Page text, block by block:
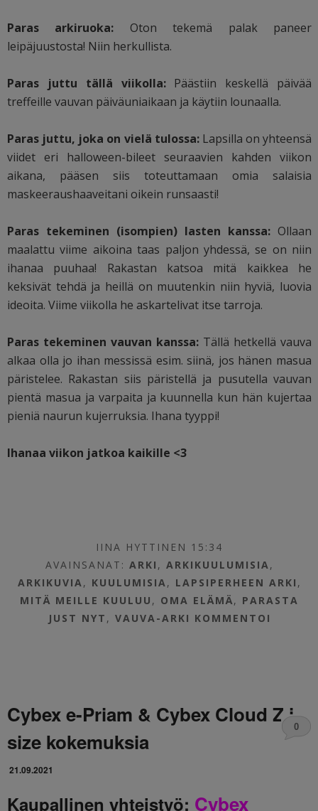
Paras arkiruoka: Oton tekemä palak paneer
leipäjuustosta! Niin herkullista.
Paras juttu tällä viikolla:Päästiin keskellä päivää
treffeille vauvan päiväuniaikaan ja käytiin lounaalla.
Paras juttu, joka on vielä tulossa:Lapsilla on yhteensä
viidet eri halloween-bileet seuraavien kahden viikon
aikana, pääsen siis toteuttamaan omia salaisia
maskeeraushaaveitani oikein runsaasti!
Paras tekeminen (isompien) lasten kanssa: Ollaan
maalattu viime aikoina taas paljon yhdessä, se on niin
ihanaa puuhaa! Rakastan katsoa mitä kaikkea he
keksivät tehdä ja heillä on muutenkin niin hyviä, luovia
ideoita. Viime viikolla he askartelivat itse tarroja.
Paras tekeminen vauvan kanssa: Tällä hetkellä vauva
alkaa olla jo ihan messissä esim. siinä, jos hänen masua
päristelee. Rakastan siis päristellä ja pusutella vauvan
pientä masua ja varpaita ja kuunnella kun hän kujertaa
pieniä naurun kujerruksia. Ihana tyyppi!
Ihanaa viikon jatkoa kaikille <3
IINA HYTTINEN 15:34
AVAINSANAT: ARKI , ARKIKUULUMISIA,
ARKIKUVIA, KUULUMISIA, LAPSIPERHEEN ARKI ,
MITÄ MEILLE KUULUU , OMA ELÄMÄ, PARASTA
JUST NYT , VAUVA-ARKI KOMMENTOI
Cybex e-Priam & Cybex Cloud Z i-
size kokemuksia
21.09.2021
0
Kaupallinen yhteistyö: Cybex